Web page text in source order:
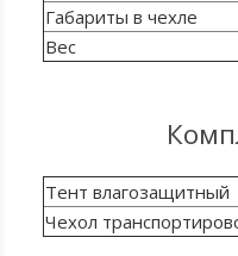
Габариты в чехле
Вес
Тент влагозащитный
Чехол